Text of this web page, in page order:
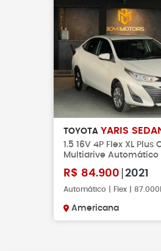
TOYOTA YARIS
1.5 16V 4P Flex XL Plus
Multidrive Automático
R$ 84.900 2021
Automático | Flex |
Americana